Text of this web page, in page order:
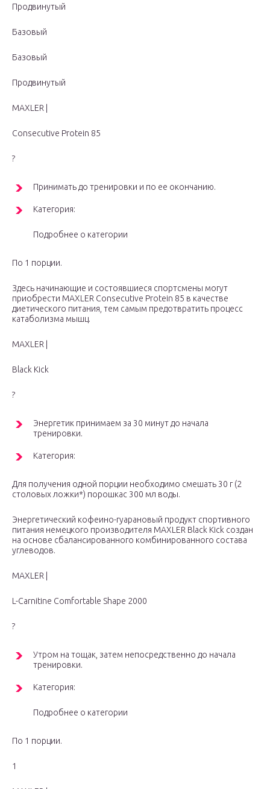
Продвинутый
Базовый
Базовый
Продвинутый
MAXLER |
Consecutive Protein 85
?
Принимать до тренировки и по ее окончанию.
Категория:
Подробнее о категории
По 1 порции.
Здесь начинающие и состоявшиеся спортсмены могут
приобрести MAXLER Consecutive Protein 85 в качестве
диетического питания, тем самым предотвратить процесс
катаболизма мышц.
MAXLER |
Black Kick
?
Энергетик принимаем за 30 минут до начала
тренировки.
Категория:
Для получения одной порции необходимо смешать 30 г (2
столовых ложки*) порошкас 300 мл воды.
Энергетический кофеино-гуарановый продукт спортивного
питания немецкого производителя MAXLER Black Kick создан
на основе сбалансированного комбинированного состава
углеводов.
MAXLER |
L-Carnitine Comfortable Shape 2000
?
Утром на тощак, затем непосредственно до начала
тренировки.
Категория:
Подробнее о категории
По 1 порции.
1